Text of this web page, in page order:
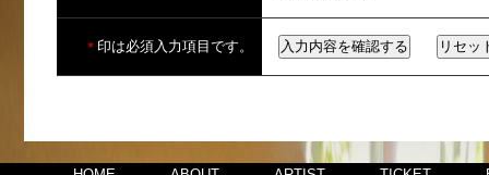
＊ 印は必須入力項目です。